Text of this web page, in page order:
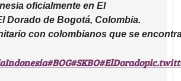
oficialmente en El
Dorado de Bogotá, Colombia.
con colombianos que se
#BOG#SKBO#ElDorado